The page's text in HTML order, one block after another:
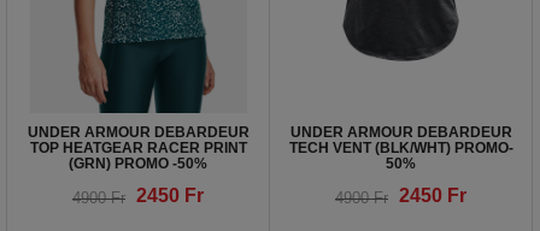
UNDER ARMOUR DEBARDEUR
TOP HEATGEAR RACER PRINT
(GRN) PROMO -50%
4900Fr 2450 Fr
UNDER ARMOUR DEBARDEUR
TECH VENT (BLK/WHT) PROMO-
50%
4900Fr 2450 Fr